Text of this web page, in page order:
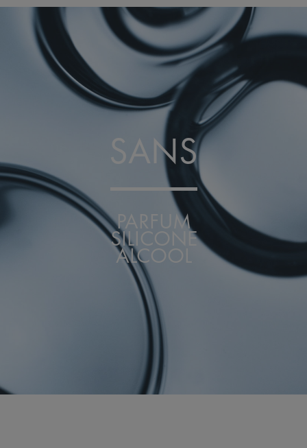
PARFUM
SILICONE
ALCOOL
SANS